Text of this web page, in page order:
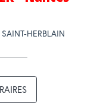
SAINT-HERBLAIN